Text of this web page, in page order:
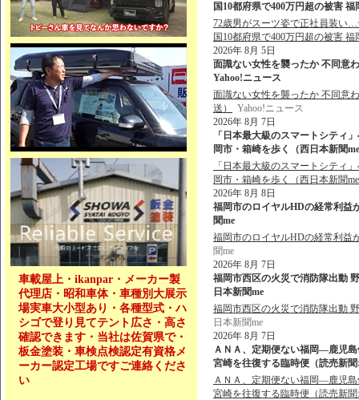
車載屋上・ikanpar・メーカー製
代理店・昭和車体・車種別大展示
場実車大小型あり・各種型式・ハ
シゴで登り見てテント広さ・高さ
確認できます・当社は佐賀県で・
板金塗装・車検点検認定有資格メ
ーカー認定工場ですご連絡くださ
い
国10都府県で400万円超の被害
72歳男がスーツ姿で正社員装い
国10都府県で400万円超の被害 福
2026年 8月 5日
面識ない女性を襲ったか 不同意
Yahoo!ニュース
面識ない女性を襲ったか 不同意
送）
Yahoo!ニュース
2026年 8月 7日
「日本最大級のスマートシティ
岡市・箱崎を歩く（西日本新聞
「日本最大級のスマートシティ
岡市・箱崎を歩く（西日本新聞
2026年 8月 8日
福岡市のロイヤルHDの経常利益
聞me
福岡市のロイヤルHDの経常利益
聞me
2026年 8月 7日
福岡市西区の火災で消防隊出動
日本新聞me
福岡市西区の火災で消防隊出動
日本新聞me
2026年 8月 7日
ＡＮＡ、定期便ない福岡―鹿児
宮崎を往復する臨時便（読売新
ＡＮＡ、定期便ない福岡―鹿児
宮崎を往復する臨時便（読売新